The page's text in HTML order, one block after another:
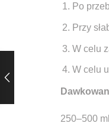
Po
Przy
W celu
W celu
250–500